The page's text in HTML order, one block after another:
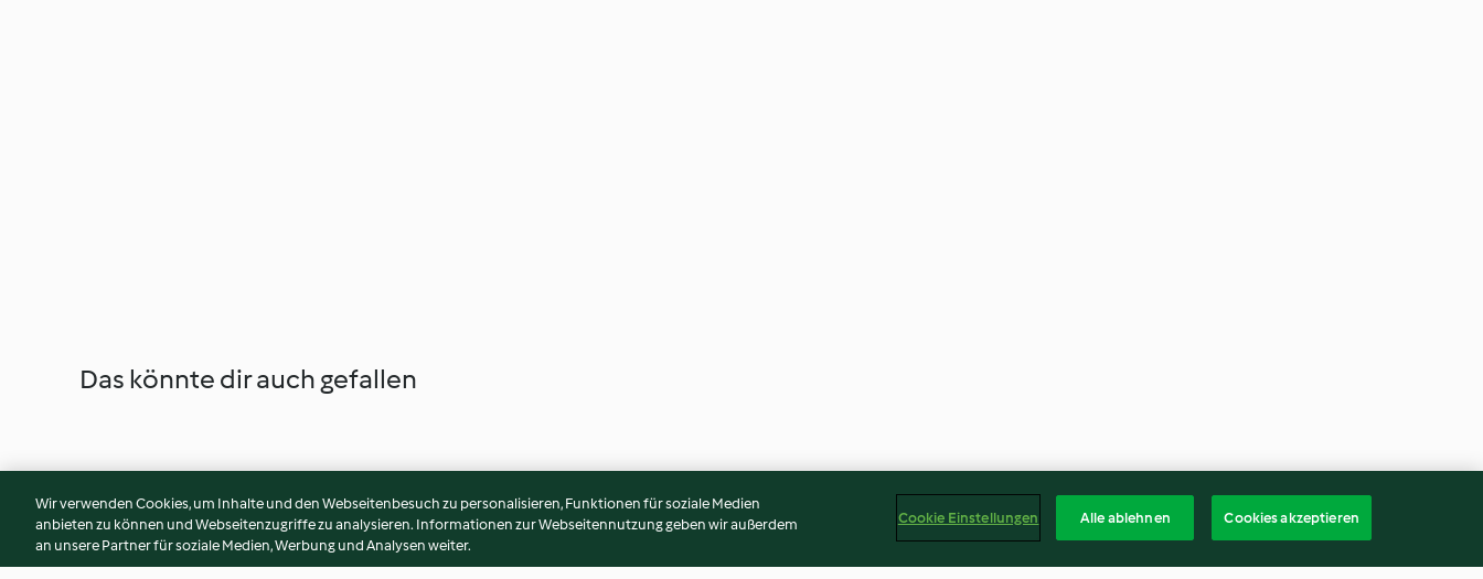
Das könnte dir auch gefallen
Wir verwenden Cookies, um Inhalte und den Webseitenbesuch zu personalisieren, Funktionen für soziale Medien
anbieten zu können und Webseitenzugriffe zu analysieren. Informationen zur Webseitennutzung geben wir außerdem
an unsere Partner für soziale Medien, Werbung und Analysen weiter.
Cookie Einstellungen Alle ablehnen Cookies akzeptieren